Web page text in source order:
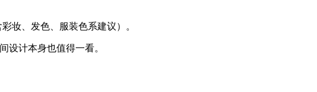
妆、发色、服装色系建议）。
设计本身也值得一看。